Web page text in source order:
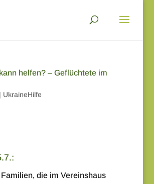
helfen? – Geflüchtete im
| UkraineHilfe
die im Vereinshaus